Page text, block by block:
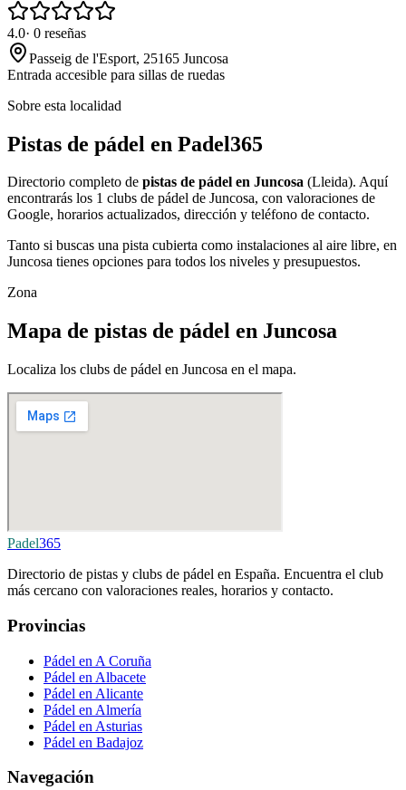
4.0· 0 reseñas
Passeig de l'Esport, 25165 Juncosa
Entrada accesible para sillas de ruedas
Sobre esta localidad
Pistas de pádel en Padel365
Directorio completo de pistas de pádel en Juncosa (Lleida). Aquí
encontrarás los 1 clubs de pádel de Juncosa, con valoraciones de
Google, horarios actualizados, dirección y teléfono de contacto.
Tanto si buscas una pista cubierta como instalaciones al aire libre, en
Juncosa tienes opciones para todos los niveles y presupuestos.
Zona
Mapa de pistas de pádel en Juncosa
Localiza los clubs de pádel en Juncosa en el mapa.
Padel365
Directorio de pistas y clubs de pádel en España. Encuentra el club
más cercano con valoraciones reales, horarios y contacto.
Provincias
Pádel en A Coruña
Pádel en Albacete
Pádel en Alicante
Pádel en Almería
Pádel en Asturias
Pádel en Badajoz
Navegación